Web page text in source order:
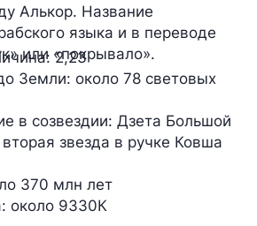
Алькор. Название
языка и в переводе
или «покрывало».
2,23
Земли: около 78 световых
в созвездии: Дзета Большой
звезда в ручке Ковша
370 млн лет
около 9330К